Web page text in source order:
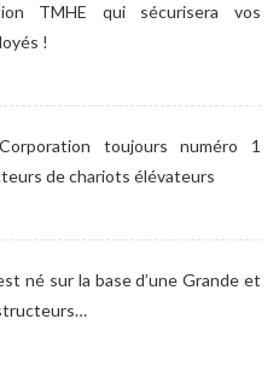
TMHE qui sécurisera vos
!
toujours numéro 1
de chariots élévateurs
né sur la base d’une Grande et